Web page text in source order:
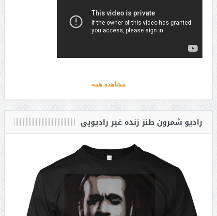
مشاهده همه
رادیو شمرون طنز زنده غیر رادیویی